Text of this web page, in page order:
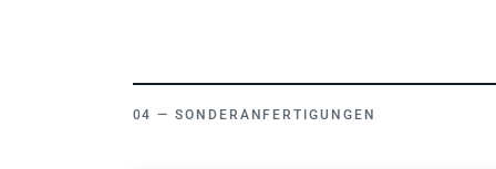
SONDERANFERTIGUNGEN